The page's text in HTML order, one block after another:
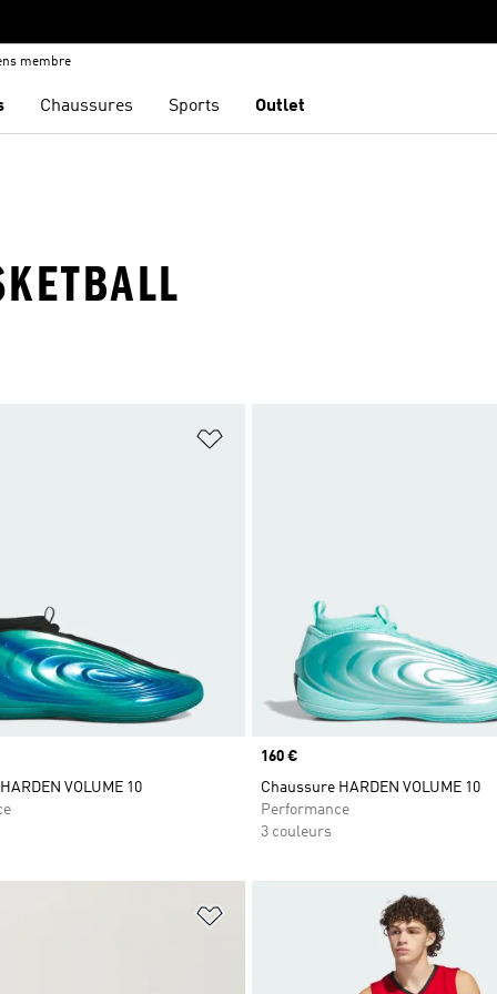
membre
Chaussures Sports Outlet
VOLUME 10
Prix
160 €
Chaussure HARDEN VOLUME 10
Performance
3 couleurs
Ajouter à la Liste de produits